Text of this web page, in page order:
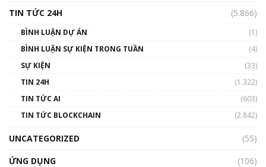
TIN TỨC 24H
(5.866)
BÌNH LUẬN DỰ ÁN
(1)
BÌNH LUẬN SỰ KIỆN TRONG TUẦN
(4)
SỰ KIỆN
(33)
TIN 24H
(1.322)
TIN TỨC AI
(603)
TIN TỨC BLOCKCHAIN
(2.842)
UNCATEGORIZED
(55)
ỨNG DỤNG
(106)